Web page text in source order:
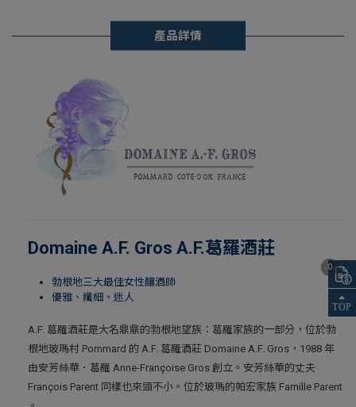
產品詳情
Domaine A.F. Gros A.F.葛羅酒莊
勃根地三大最佳女性釀酒師
優雅、纖細、迷人
A.F. 葛羅酒莊是大名鼎鼎的勃根地望族：葛羅家族的一部分，位於勃
根地玻瑪村 Pommard 的 A.F. 葛羅酒莊 Domaine A.F. Gros，1988 年
由安芳絲華．葛羅 Anne-Françoise Gros 創立。安芳絲華的丈夫
François Parent 同樣也來頭不小。位於玻瑪的帕宏家族 Famille Parent
0